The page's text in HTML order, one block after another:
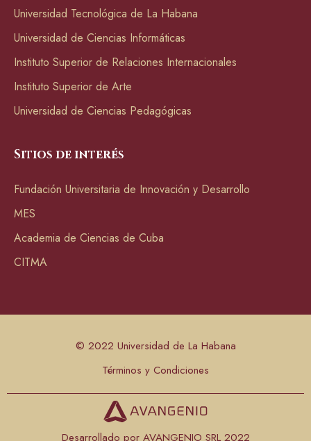
Universidad Tecnológica de La Habana
Universidad de Ciencias Informáticas
Instituto Superior de Relaciones Internacionales
Instituto Superior de Arte
Universidad de Ciencias Pedagógicas
Sitios de interés
Fundación Universitaria de Innovación y Desarrollo
MES
Academia de Ciencias de Cuba
CITMA
© 2022 Universidad de La Habana
Términos y Condiciones
Desarrollado por AVANGENIO SRL 2022